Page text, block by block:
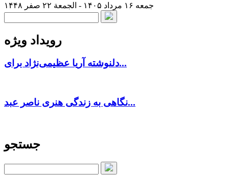
جمعه ۱۶ مرداد ۱۴۰۵ - الجمعة ۲۲ صفر ۱۴۴۸
رویداد ویژه
دلنوشته آریا عظیمی‌نژاد برای...
نگاهی به زندگی هنری ناصر عبد...
جستجو